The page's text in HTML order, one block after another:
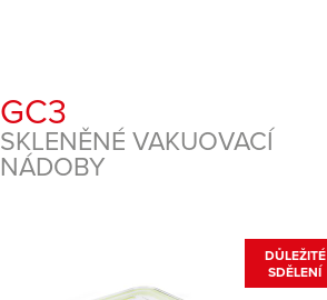
GC3
SKLENĚNÉ VAKUOVACÍ
NÁDOBY
DŮLEŽITÉ
SDĚLENÍ